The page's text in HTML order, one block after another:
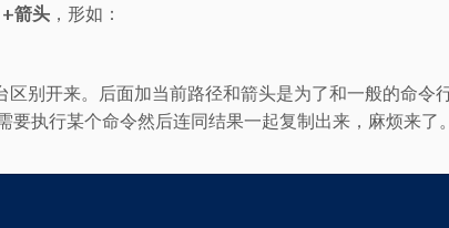
箭头 ，形如：
别开来。后面加当前路径和箭头是为了和一般的命令
执行某个命令然后连同结果一起复制出来，麻烦来了